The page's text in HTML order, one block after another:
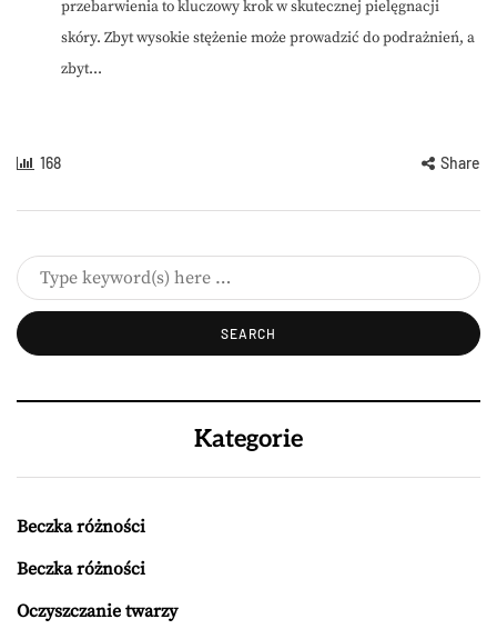
przebarwienia to kluczowy krok w skutecznej pielęgnacji
skóry. Zbyt wysokie stężenie może prowadzić do podrażnień, a
zbyt...
168 Share
Kategorie
Beczka różności
Beczka różności
Oczyszczanie twarzy